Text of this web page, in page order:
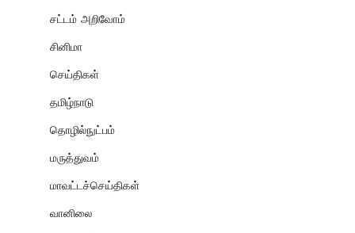
சட்டம் அறிவோம்
சினிமா
செய்திகள்
தமிழ்நாடு
தொழில்நுட்பம்
மருத்துவம்
மாவட்டச்செய்திகள்
வானிலை